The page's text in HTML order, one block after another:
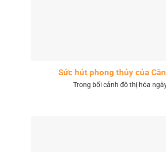
Sức hút phong thủy của
Trong bối cảnh đô thị hóa